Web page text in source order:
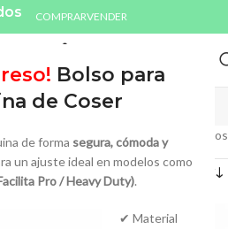
Bolso para
de Coser
de forma segura, cómoda y
un ajuste ideal en modelos como
Pro / Heavy Duty).
✔ Material
COMPRARVENDER
Mostrando 37–39 de 39 resultados